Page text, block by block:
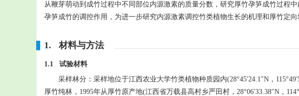
从鞭芽萌动到成竹过程中不同部位内源激素的质量分数，研究厚竹孕笋成竹过程
孕笋成竹的调控作用，为进一步研究内源激素调控竹类植物生长的机理和厚竹定向
1. 材料与方法
1.1 试验材料
采样林分：采样地位于江西农业大学竹类植物种质园内(28°45′24.1″N，
厚竹纯林，1995年从厚竹原产地(江西省万载县高村乡严田村，28°06′33.38″N，